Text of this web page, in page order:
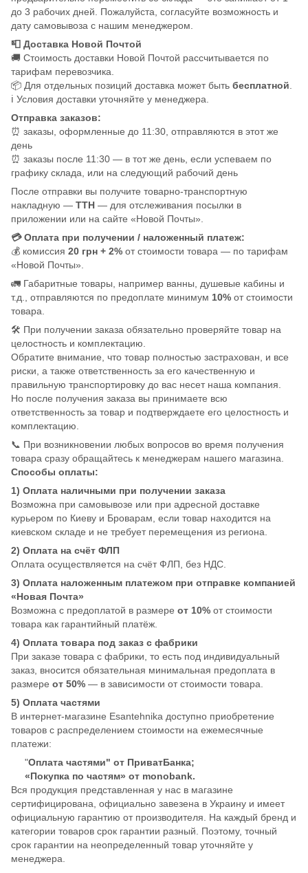
до 3 рабочих дней. Пожалуйста, согласуйте возможность и
дату самовывоза с нашим менеджером.
📮 Доставка Новой Почтой
🚚 Стоимость доставки Новой Почтой рассчитывается по
тарифам перевозчика.
📦 Для отдельных позиций доставка может быть бесплатной
ℹ️ Условия доставки уточняйте у менеджера.
Отправка заказов:
⏰ заказы, оформленные до 11:30, отправляются в этот же
день
⏰ заказы после 11:30 — в тот же день, если успеваем по
графику склада, или на следующий рабочий день
После отправки вы получите товарно-транспортную
накладную — ТТН — для отслеживания посылки в
приложении или на сайте «Новой Почты».
💳 Оплата при получении / наложенный платеж:
💰 комиссия 20 грн + 2% от стоимости товара — по тарифам
«Новой Почты».
🚛 Габаритные товары, например ванны, душевые кабины и
т.д., отправляются по предоплате минимум 10% от стоимости
товара.
🛠️ При получении заказа обязательно проверяйте товар на
целостность и комплектацию.
Обратите внимание, что товар полностью застрахован, и все
риски, а также ответственность за его качественную и
правильную транспортировку до вас несет наша компания.
Но после получения заказа вы принимаете всю
ответственность за товар и подтверждаете его целостность и
комплектацию.
📞 При возникновении любых вопросов во время получения
товара сразу обращайтесь к менеджерам нашего магазина.
Способы оплаты:
1) Оплата наличными при получении заказа
Возможна при самовывозе или при адресной доставке
курьером по Киеву и Броварам, если товар находится на
киевском складе и не требует перемещения из региона.
2) Оплата на счёт ФЛП
Оплата осуществляется на счёт ФЛП, без НДС.
3) Оплата наложенным платежом при отправке компанией
«Новая Почта»
Возможна с предоплатой в размере от 10% от стоимости
товара как гарантийный платёж.
4) Оплата товара под заказ с фабрики
При заказе товара с фабрики, то есть под индивидуальный
заказ, вносится обязательная минимальная предоплата в
размере от 50% — в зависимости от стоимости товара.
5) Оплата частями
В интернет-магазине Esantehnika доступно приобретение
товаров с распределением стоимости на ежемесячные
платежи:
"Оплата частями" от ПриватБанка;
«Покупка по частям» от monobank.
Вся продукция представленная у нас в магазине
сертифицирована, официально завезена в Украину и имеет
официальную гарантию от производителя. На каждый бренд и
категории товаров срок гарантии разный. Поэтому, точный
срок гарантии на неопределенный товар уточняйте у
менеджера.